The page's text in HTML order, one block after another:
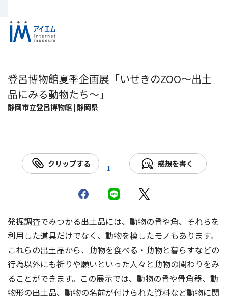
登呂博物館夏季企画展「いせきのZOO～出土
品にみる動物たち～」
静岡市立登呂博物館 | 静岡県
クリップする 1 感想を書く
発掘調査でみつかる出土品には、動物の骨や角、それらを
利用した道具だけでなく、動物を模したモノもあります。
これらの出土品から、動物を食べる・動物と暮らすなどの
行為以外にも祈りや願いといった人々と動物の関わりをみ
ることができます。この展示では、動物の骨や骨角器、動
物形の出土品、動物の名前が付けられた資料など動物に関